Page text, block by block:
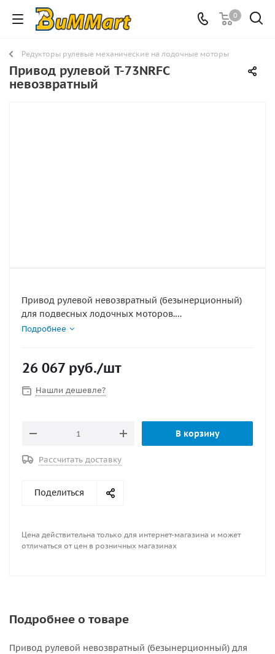
0
Редукторы рулевые механические на лодочные моторы
Привод рулевой T-73NRFC
невозвратный
Привод рулевой невозвратный (безынерционный)
для подвесных лодочных моторов.
Патентованный реверсивный механизм
конструкции использован планетарный механизм.
одним из самых компактных в своём классе.
Применяется в комплекте с рулевым тросом m66.
Верхний кожух x.34 , x.34 , x.35 и принадлежности
для установки в комплект не входят.
Подробнее
26 067 руб./шт
Нашли дешевле?
В корзину
Рассчитать доставку
Поделиться
Цена действительна только для интернет-магазина и может
отличаться от цен в розничных магазинах
Подробнее о товаре
Привод рулевой невозвратный (безынерционный) для